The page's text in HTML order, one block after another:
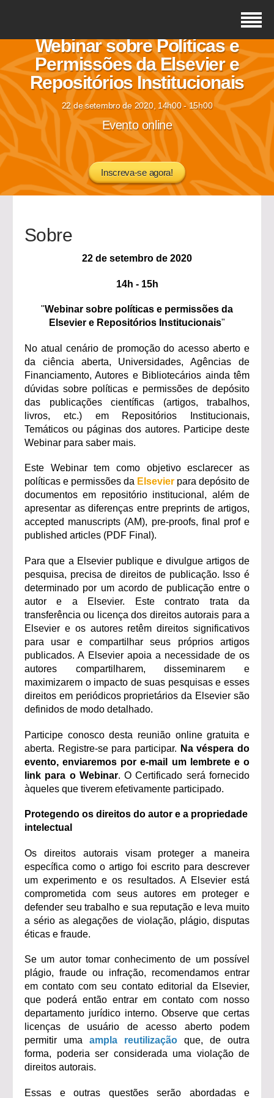
Webinar sobre Políticas e
Permissões da Elsevier e
Repositórios Institucionais
22 de setembro de 2020, 14h00 - 15h00
Evento online
Inscreva-se agora!
Sobre
22 de setembro de 2020
14h - 15h
"Webinar sobre políticas e permissões da
Elsevier e Repositórios Institucionais"
No atual cenário de promoção do acesso aberto e
da ciência aberta, Universidades, Agências de
Financiamento, Autores e Bibliotecários ainda têm
dúvidas sobre políticas e permissões de depósito
das publicações científicas (artigos, trabalhos,
livros, etc.) em Repositórios Institucionais,
Temáticos ou páginas dos autores. Participe deste
Webinar para saber mais.
Este Webinar tem como objetivo esclarecer as
políticas e permissões da Elsevier para depósito de
documentos em repositório institucional, além de
apresentar as diferenças entre preprints de artigos,
accepted manuscripts (AM), pre-proofs, final prof e
published articles (PDF Final).
Para que a Elsevier publique e divulgue artigos de
pesquisa, precisa de direitos de publicação. Isso é
determinado por um acordo de publicação entre o
autor e a Elsevier. Este contrato trata da
transferência ou licença dos direitos autorais para a
Elsevier e os autores retêm direitos significativos
para usar e compartilhar seus próprios artigos
publicados. A Elsevier apoia a necessidade de os
autores compartilharem, disseminarem e
maximizarem o impacto de suas pesquisas e esses
direitos em periódicos proprietários da Elsevier são
definidos de modo detalhado.
Participe conosco desta reunião online gratuita e
aberta. Registre-se para participar. Na véspera do
evento, enviaremos por e-mail um lembrete e o
link para o Webinar. O Certificado será fornecido
àqueles que tiverem efetivamente participado.
Protegendo os direitos do autor e a propriedade
intelectual
Os direitos autorais visam proteger a maneira
específica como o artigo foi escrito para descrever
um experimento e os resultados. A Elsevier está
comprometida com seus autores em proteger e
defender seu trabalho e sua reputação e leva muito
a sério as alegações de violação, plágio, disputas
éticas e fraude.
Se um autor tomar conhecimento de um possível
plágio, fraude ou infração, recomendamos entrar
em contato com seu contato editorial da Elsevier,
que poderá então entrar em contato com nosso
departamento jurídico interno. Observe que certas
licenças de usuário de acesso aberto podem
permitir uma ampla reutilização que, de outra
forma, poderia ser considerada uma violação de
direitos autorais.
Essas e outras questões serão abordadas e